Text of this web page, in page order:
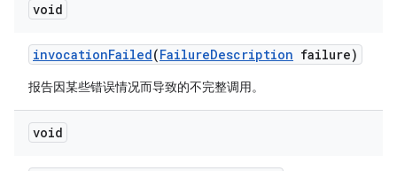
void
invocationFailed(FailureDescription failure)
报告因某些错误情况而导致的不完整调用。
void